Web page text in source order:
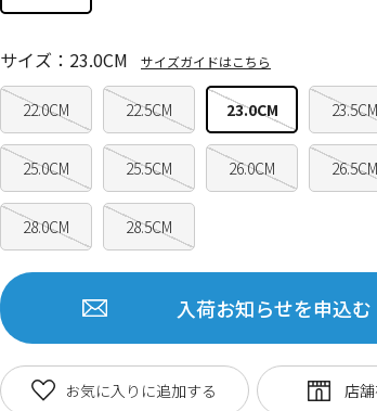
22.0CM 22.5CM 23.0CM 23.5CM
25.0CM 25.5CM 26.0CM 26.5CM
28.0CM 28.5CM
サイズ：23.0CM サイズガイドはこちら
入荷お知らせを申込む
お気に入りに追加する